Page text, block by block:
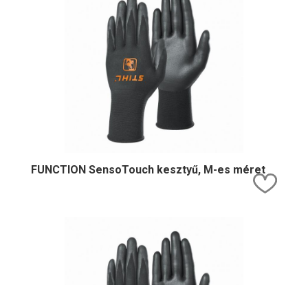
FUNCTION SensoTouch kesztyű, M-es méret